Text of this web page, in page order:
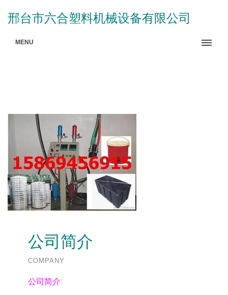
邢台市六合塑料机械设备有限公司
MENU
公司简介
COMPANY
公司简介: